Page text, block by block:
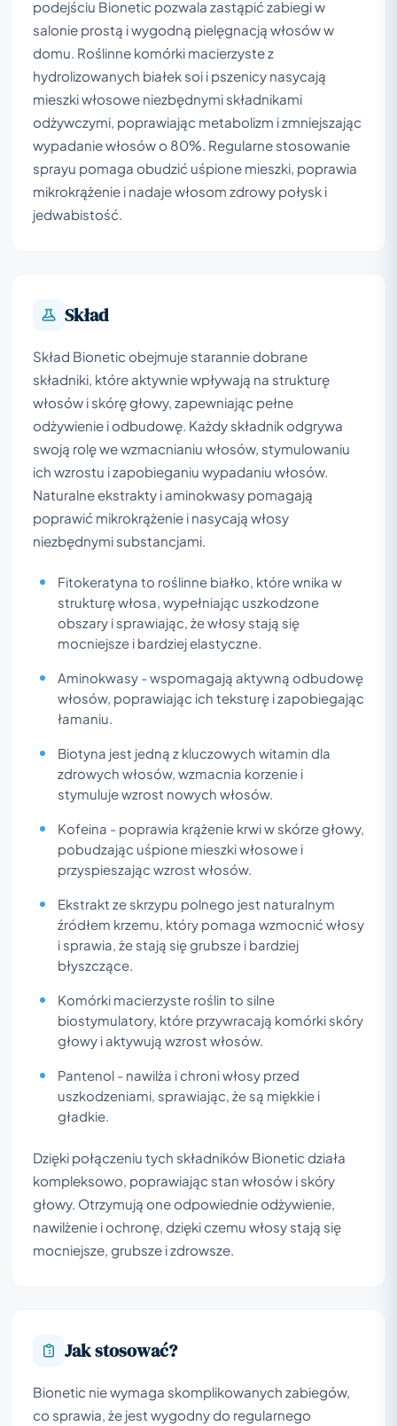
podejściu Bionetic pozwala zastąpić zabiegi w
salonie prostą i wygodną pielęgnacją włosów w
domu. Roślinne komórki macierzyste z
hydrolizowanych białek soi i pszenicy nasycają
mieszki włosowe niezbędnymi składnikami
odżywczymi, poprawiając metabolizm i zmniejszając
wypadanie włosów o 80%. Regularne stosowanie
sprayu pomaga obudzić uśpione mieszki, poprawia
mikrokrążenie i nadaje włosom zdrowy połysk i
jedwabistość.
Skład
Skład Bionetic obejmuje starannie dobrane
składniki, które aktywnie wpływają na strukturę
włosów i skórę głowy, zapewniając pełne
odżywienie i odbudowę. Każdy składnik odgrywa
swoją rolę we wzmacnianiu włosów, stymulowaniu
ich wzrostu i zapobieganiu wypadaniu włosów.
Naturalne ekstrakty i aminokwasy pomagają
poprawić mikrokrążenie i nasycają włosy
niezbędnymi substancjami.
Fitokeratyna to roślinne białko, które wnika w
strukturę włosa, wypełniając uszkodzone
obszary i sprawiając, że włosy stają się
mocniejsze i bardziej elastyczne.
Aminokwasy - wspomagają aktywną odbudowę
włosów, poprawiając ich teksturę i zapobiegając
łamaniu.
Biotyna jest jedną z kluczowych witamin dla
zdrowych włosów, wzmacnia korzenie i
stymuluje wzrost nowych włosów.
Kofeina - poprawia krążenie krwi w skórze głowy,
pobudzając uśpione mieszki włosowe i
przyspieszając wzrost włosów.
Ekstrakt ze skrzypu polnego jest naturalnym
źródłem krzemu, który pomaga wzmocnić włosy
i sprawia, że stają się grubsze i bardziej
błyszczące.
Komórki macierzyste roślin to silne
biostymulatory, które przywracają komórki skóry
głowy i aktywują wzrost włosów.
Pantenol - nawilża i chroni włosy przed
uszkodzeniami, sprawiając, że są miękkie i
gładkie.
Dzięki połączeniu tych składników Bionetic działa
kompleksowo, poprawiając stan włosów i skóry
głowy. Otrzymują one odpowiednie odżywienie,
nawilżenie i ochronę, dzięki czemu włosy stają się
mocniejsze, grubsze i zdrowsze.
Jak stosować?
Bionetic nie wymaga skomplikowanych zabiegów,
co sprawia, że jest wygodny do regularnego